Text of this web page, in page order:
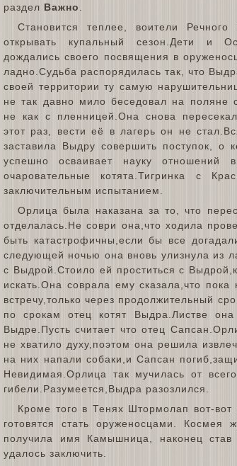
раздел Важно
Становится теплее, воители
открывать купальный сезон.Дети и
дождались своего посвящения в
ладно.Судьба распорядилась так, что
своей территории ту самую
не так давно мило беседовал на поляне
не как с пленницей.Она снова
этот раз, вести её в лагерь он не
заставила Выдру совершить поступок, о
успешно осваивает науку
очаровательные котята.Тигринка с
заключительным испытанием.
Орлица была наказана за то, что
отделалась.Не соври она,что ходила
быть катастрофичны,если бы все
следующей ночью она вновь улизнула из
с Выдрой.Стоило ей проститься с
искать.Она соврала ему сказала,что
встречу,только через продолжительный
по срокам отец котят Выдра.Листве
Выдре.Пусть считает что отец
не хватило духу,поэтом она решила
на них напали собаки,и Сапсан
Невидимая.Орлица так мучилась от
гибели.Разумеется,Выдра разозлился.
Кроме того в Тенях Штормолап вот-вот
готовятся стать оруженосцами. Космея
получила имя Камышница, наконец
удалось заключить.